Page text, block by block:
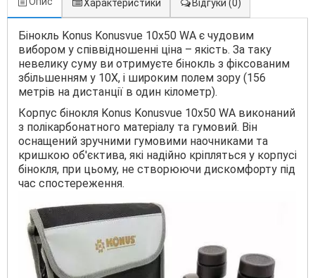
Характеристики Відгуки (0)
Бінокль Konus Konusvue 10x50 WA є чудовим
вибором у співвідношенні ціна – якість. За таку
невелику суму ви отримуєте бінокль з фіксованим
збільшенням у 10Х, і широким полем зору (156
метрів на дистанції в один кілометр).
Корпус бінокля Konus Konusvue 10x50 WA виконаний
з полікарбонатного матеріалу та гумовий. Він
оснащений зручними гумовими наочниками та
кришкою об'єктива, які надійно кріпляться у корпусі
бінокля, при цьому, не створюючи дискомфорту під
час спостереження.